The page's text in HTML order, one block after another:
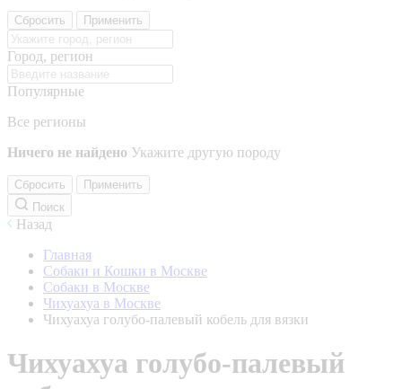
Сбросить Применить
Город, регион
Популярные
Все регионы
Ничего не найдено Укажите другую породу
Сбросить
Применить
Поиск
Назад
Главная
Собаки и Кошки в Москве
Собаки в Москве
Чихуахуа в Москве
Чихуахуа голубо-палевый кобель для вязки
Чихуахуа голубо-палевый